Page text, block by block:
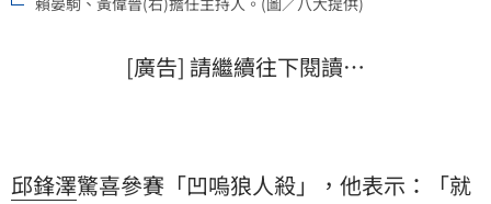
[廣告] 請繼續往下閱讀…
邱鋒澤驚喜參賽「凹嗚狼人殺」，他表示：「就